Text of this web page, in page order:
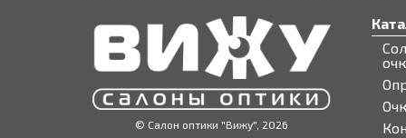
© Салон оптики "Вижу", 2026